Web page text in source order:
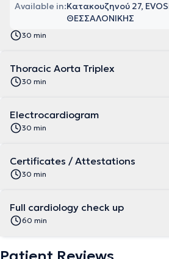
Available in:Κατακουζηνού 27,
ΘΕΣΣΑΛΟΝΙΚΗΣ
30 min
Thoracic Aorta Triplex
30 min
Electrocardiogram
30 min
Certificates / Attestations
30 min
Full cardiology check up
60 min